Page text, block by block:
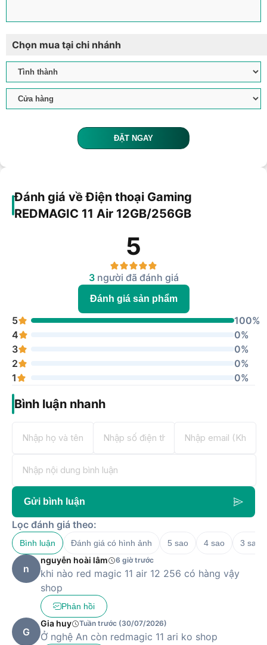
Chọn mua tại chi nhánh
ĐẶT NGAY
Đánh giá về Điện thoại Gaming
REDMAGIC 11 Air 12GB/256GB
5
3người đã đánh giá
Đánh giá sản phẩm
5
100%
4
0%
3
0%
2
0%
1
0%
Bình luận nhanh
Gửi bình luận
Lọc đánh giá theo:
Bình luận Đánh giá có hình ảnh 5 sao 4 sao 3 sao
n
nguyễn hoài lâm 6 giờ trước
khi nào red magic 11 air 12 256 có hàng vậy
shop
Phản hồi
G
Gia huy Tuần trước (30/07/2026)
Ở nghệ An còn redmagic 11 ari ko shop